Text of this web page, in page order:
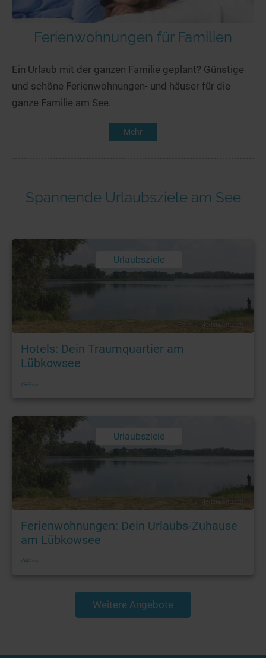
Ferienwohnungen für Familien
Ein Urlaub mit der ganzen Familie geplant? Günstige
und schöne Ferienwohnungen- und häuser für die
ganze Familie am See.
Mehr
Spannende Urlaubsziele am See
Urlaubsziele
Foto: © Martin Jentzsch
Hotels: Dein Traumquartier am
Lübkowsee
Urlaubsziele
Foto: © Martin Jentzsch
Ferienwohnungen: Dein Urlaubs-Zuhause
am Lübkowsee
Weitere Angebote